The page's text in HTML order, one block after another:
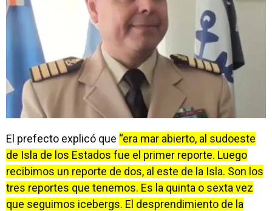
El prefecto explicó que “era mar abierto, al sudoeste
de Isla de los Estados fue el primer reporte. Luego
recibimos un reporte de dos, al este de la Isla. Son los
tres reportes que tenemos. Es la quinta o sexta vez
que seguimos icebergs. El desprendimiento de la